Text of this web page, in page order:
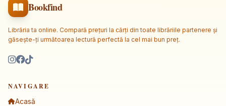
Bookfind
Librăria ta online. Compară prețuri la cărți din toate librăriile partenere și
găsește-ți următoarea lectură perfectă la cel mai bun preț.
NAVIGARE
Acasă